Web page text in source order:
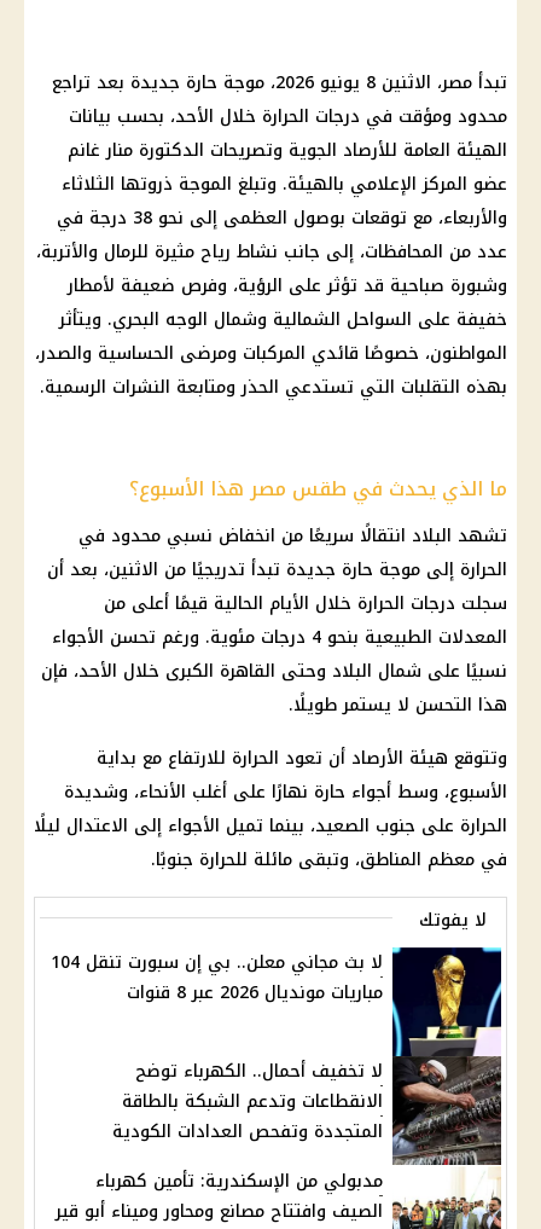
تبدأ مصر، الاثنين 8 يونيو 2026، موجة حارة جديدة بعد تراجع
محدود ومؤقت في درجات الحرارة خلال الأحد، بحسب بيانات
الهيئة العامة للأرصاد الجوية وتصريحات الدكتورة منار غانم
عضو المركز الإعلامي بالهيئة. وتبلغ الموجة ذروتها الثلاثاء
والأربعاء، مع توقعات بوصول العظمى إلى نحو 38 درجة في
عدد من المحافظات، إلى جانب نشاط رياح مثيرة للرمال والأتربة،
وشبورة صباحية قد تؤثر على الرؤية، وفرص ضعيفة لأمطار
خفيفة على السواحل الشمالية وشمال الوجه البحري. ويتأثر
المواطنون، خصوصًا قائدي المركبات ومرضى الحساسية والصدر،
بهذه التقلبات التي تستدعي الحذر ومتابعة النشرات الرسمية.
ما الذي يحدث في طقس مصر هذا الأسبوع؟
تشهد البلاد انتقالًا سريعًا من انخفاض نسبي محدود في
الحرارة إلى موجة حارة جديدة تبدأ تدريجيًا من الاثنين، بعد أن
سجلت درجات الحرارة خلال الأيام الحالية قيمًا أعلى من
المعدلات الطبيعية بنحو 4 درجات مئوية. ورغم تحسن الأجواء
نسبيًا على شمال البلاد وحتى القاهرة الكبرى خلال الأحد، فإن
هذا التحسن لا يستمر طويلًا.
وتتوقع هيئة الأرصاد أن تعود الحرارة للارتفاع مع بداية
الأسبوع، وسط أجواء حارة نهارًا على أغلب الأنحاء، وشديدة
الحرارة على جنوب الصعيد، بينما تميل الأجواء إلى الاعتدال ليلًا
في معظم المناطق، وتبقى مائلة للحرارة جنوبًا.
لا يفوتك
لا بث مجاني معلن.. بي إن سبورت تنقل 104
مباريات مونديال 2026 عبر 8 قنوات
لا تخفيف أحمال.. الكهرباء توضح
الانقطاعات وتدعم الشبكة بالطاقة
المتجددة وتفحص العدادات الكودية
مدبولي من الإسكندرية: تأمين كهرباء
الصيف وافتتاح مصانع ومحاور وميناء أبو قير